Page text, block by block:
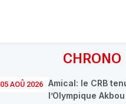
CHRONO
05 AOÛ 2026
Amical: le CRB
l’Olympique Akbou